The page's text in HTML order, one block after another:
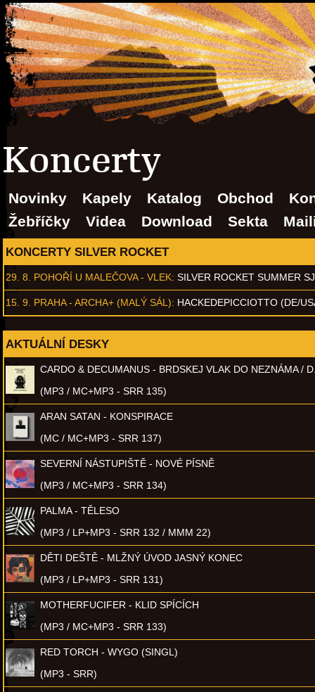
Koncerty
Novinky Kapely Katalog Obchod
Žebříčky
Videa Download Sekta
KONCERTY SILVER ROCKET
29. 8. POHOŘÍ U MALEČOVA - VLEK: SILVER ROCKET SUMMER
15. 9. PRAHA - ARCHA+ (MALÝ SÁL): HACKEDEPICCIOTTO (DE/
AKTUÁLNÍ DESKY
CARDO & DECUMANUS - BRDSKEJ VLAK DO NEZNÁMA /
(MP3 / MC+MP3 - SRR 135)
ARAN SATAN - KONSPIRACE
(MC / MC+MP3 - SRR 137)
SEVERNÍ NÁSTUPIŠTĚ - NOVÉ PÍSNĚ
(MP3 / MC+MP3 - SRR 134)
PALMA - TĚLESO
(MP3 / LP+MP3 - SRR 132 / MMM 22)
DĚTI DEŠTĚ - MLŽNÝ ÚVOD JASNÝ KONEC
(MP3 / LP+MP3 - SRR 131)
MOTHERFUCIFER - KLID SPÍCÍCH
(MP3 / MC+MP3 - SRR 133)
RED TORCH - WYGO (SINGL)
(MP3 - SRR)